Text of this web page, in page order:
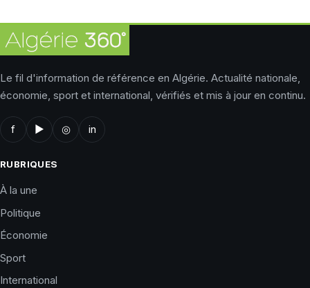
Le fil d'information de référence en Algérie. Actualité nationale,
économie, sport et international, vérifiés et mis à jour en continu.
f ▶ ◎ in
RUBRIQUES
À la une
Politique
Économie
Sport
International